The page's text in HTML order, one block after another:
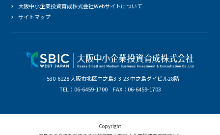
〒530-6128 大阪市北区中之島3-3-23 中之島ダイビル28階
TEL：06-6459-1700 FAX：06-6459-1703
大阪中小企業投資育成株式会社Webサイトについて
サイトマップ
Copyright